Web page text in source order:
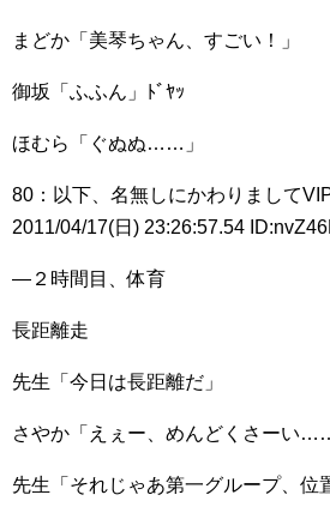
まどか「美琴ちゃん、すごい！」
御坂「ふふん」ﾄﾞﾔｯ
ほむら「ぐぬぬ……」
80：以下、名無しにかわりまして
2011/04/17(日) 23:26:57.54
―２時間目、体育
長距離走
先生「今日は長距離だ」
さやか「えぇー、めんどくさーい
先生「それじゃあ第一グループ、位